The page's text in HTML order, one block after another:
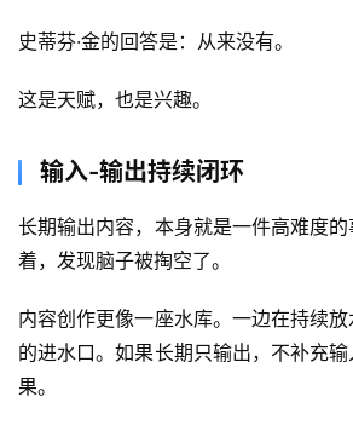
史蒂芬·金的回答是：从来没有。
这是天赋，也是兴趣。
输入-输出持续闭环
长期输出内容，本身就是一件高难度
着，发现脑子被掏空了。
内容创作更像一座水库。一边在持续
的进水口。如果长期只输出，不补充
果。